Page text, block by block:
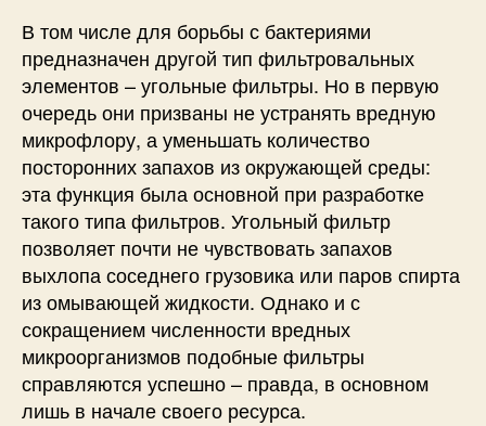
В том числе для борьбы с бактериями
предназначен другой тип фильтровальных
элементов – угольные фильтры. Но в первую
очередь они призваны не устранять вредную
микрофлору, а уменьшать количество
посторонних запахов из окружающей среды:
эта функция была основной при разработке
такого типа фильтров. Угольный фильтр
позволяет почти не чувствовать запахов
выхлопа соседнего грузовика или паров спирта
из омывающей жидкости. Однако и с
сокращением численности вредных
микроорганизмов подобные фильтры
справляются успешно – правда, в основном
лишь в начале своего ресурса.